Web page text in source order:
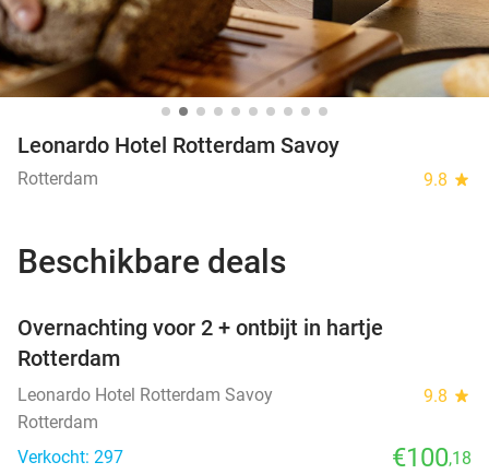
Leonardo Hotel Rotterdam Savoy
Rotterdam 9.8 star
Beschikbare deals
Overnachting voor 2 + ontbijt in hartje
Rotterdam
Leonardo Hotel Rotterdam Savoy 9.8 star
Rotterdam
Verkocht: 297
€100,18